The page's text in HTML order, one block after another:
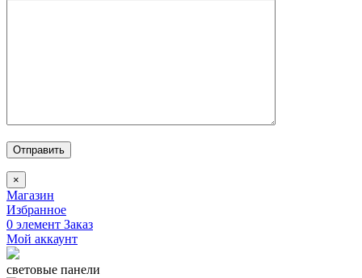
Отправить
×
Магазин
Избранное
0 элемент Заказ
Мой аккаунт
световые панели